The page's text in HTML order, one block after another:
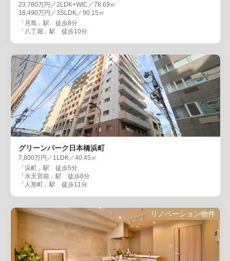
23,780万円／2LDK+WIC／78.69㎡
18,490万円／3SLDK／90.15㎡
「月島」駅 徒歩8分
「八丁堀」駅 徒歩10分
グリーンパーク日本橋浜町
7,800万円／1LDK／40.45㎡
「浜町」駅 徒歩5分
「水天宮前」駅 徒歩8分
「人形町」駅 徒歩11分
リノベーション物件